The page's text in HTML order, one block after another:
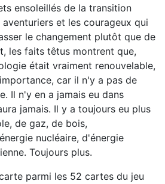
ensoleillés de la transition
et les courageux qui
le changement plutôt que de
les faits têtus montrent que,
était vraiment renouvelable,
car il n'y a pas de
Il n'y en a jamais eu dans
jamais. Il y a toujours eu plus
de gaz, de bois,
nucléaire, d'énergie
Toujours plus.
parmi les 52 cartes du jeu